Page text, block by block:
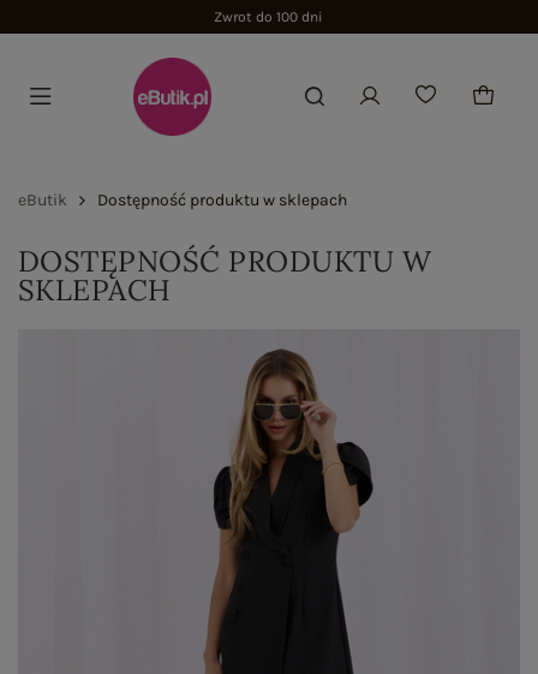
Zwrot do 100 dni
eButik Dostępność produktu w sklepach
DOSTĘPNOŚĆ PRODUKTU W
SKLEPACH